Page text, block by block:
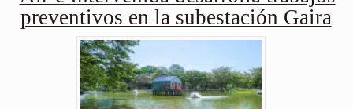
preventivos en la subestación Gaira